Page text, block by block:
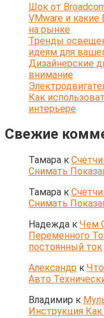
Шок от
VMware и какие
на рынке
Тренды
идеям для
Дизайнерские
внимание
Как
интерьере
Свежие
Тамара к
Снимать
Тамара к
Снимать
Надежда к Чем
Переменного
постоянный ток
Александр к
Авто
Владимир к
Инструкция